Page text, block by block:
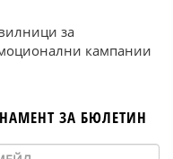
за
кампании
ЗА БЮЛЕТИН